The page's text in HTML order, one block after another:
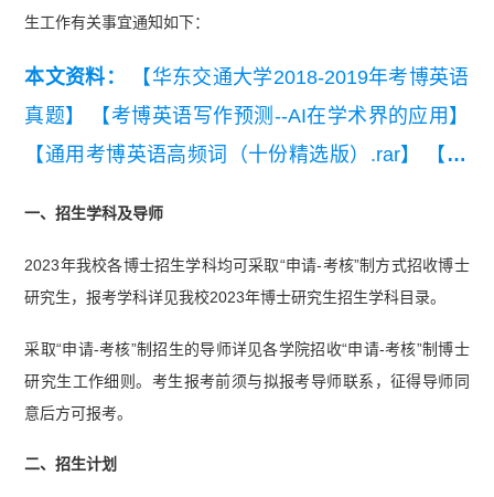
生工作有关事宜通知如下：
本文资料：
【华东交通大学2018-2019年考博英语
真题】
【考博英语写作预测--AI在学术界的应用】
【通用考博英语高频词（十份精选版）.rar】
【20
一、招生学科及导师
2023年我校各博士招生学科均可采取“申请-考核”制方式招收博士
研究生，报考学科详见我校2023年博士研究生招生学科目录。
采取“申请-考核”制招生的导师详见各学院招收“申请-考核”制博士
研究生工作细则。考生报考前须与拟报考导师联系，征得导师同
意后方可报考。
二、招生计划